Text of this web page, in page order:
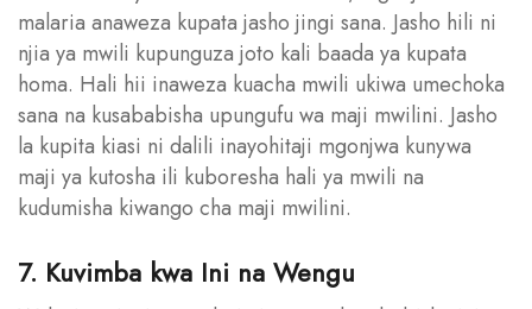
malaria anaweza kupata jasho jingi sana. Jasho hili ni
njia ya mwili kupunguza joto kali baada ya kupata
homa. Hali hii inaweza kuacha mwili ukiwa umechoka
sana na kusababisha upungufu wa maji mwilini. Jasho
la kupita kiasi ni dalili inayohitaji mgonjwa kunywa
maji ya kutosha ili kuboresha hali ya mwili na
kudumisha kiwango cha maji mwilini.
7. Kuvimba kwa Ini na Wengu